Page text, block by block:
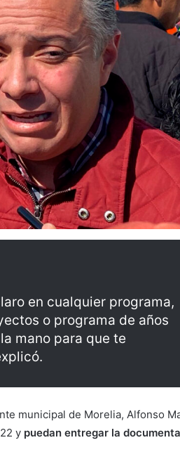
en cualquier programa,
o programa de años
mano para que te
municipal de Morelia, Alfonso
y puedan entregar la